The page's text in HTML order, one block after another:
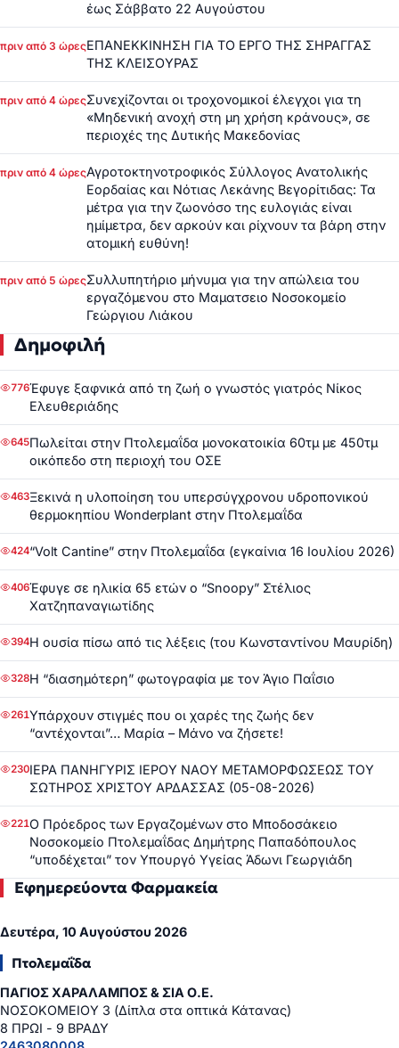
έως Σάββατο 22 Αυγούστου
πριν από 3 ώρεςΕΠΑΝΕΚΚΙΝΗΣΗ ΓΙΑ ΤΟ ΕΡΓΟ ΤΗΣ ΣΗΡΑΓΓΑΣ
ΤΗΣ ΚΛΕΙΣΟΥΡΑΣ
πριν από 4 ώρεςΣυνεχίζονται οι τροχονομικοί έλεγχοι για τη
«Μηδενική ανοχή στη μη χρήση κράνους», σε
περιοχές της Δυτικής Μακεδονίας
πριν από 4 ώρεςΑγροτοκτηνοτροφικός Σύλλογος Ανατολικής
Εορδαίας και Νότιας Λεκάνης Βεγορίτιδας: Τα
μέτρα για την ζωονόσο της ευλογιάς είναι
ημίμετρα, δεν αρκούν και ρίχνουν τα βάρη στην
ατομική ευθύνη!
πριν από 5 ώρεςΣυλλυπητήριο μήνυμα για την απώλεια του
εργαζόμενου στο Μαματσειο Νοσοκομείο
Γεώργιου Λιάκου
Δημοφιλή
776Έφυγε ξαφνικά από τη ζωή ο γνωστός γιατρός Νίκος
Ελευθεριάδης
645Πωλείται στην Πτολεμαΐδα μονοκατοικία 60τμ με 450τμ
οικόπεδο στη περιοχή του ΟΣΕ
463Ξεκινά η υλοποίηση του υπερσύγχρονου υδροπονικού
θερμοκηπίου Wonderplant στην Πτολεμαΐδα
424“Volt Cantine” στην Πτολεμαΐδα (εγκαίνια 16 Ιουλίου 2026)
406Έφυγε σε ηλικία 65 ετών ο “Snoopy” Στέλιος
Χατζηπαναγιωτίδης
394Η ουσία πίσω από τις λέξεις (του Κωνσταντίνου Μαυρίδη)
328Η “διασημότερη” φωτογραφία με τον Άγιο Παΐσιο
261Υπάρχουν στιγμές που οι χαρές της ζωής δεν
“αντέχονται”… Μαρία – Μάνο να ζήσετε!
230ΙΕΡΑ ΠΑΝΗΓΥΡΙΣ ΙΕΡΟΥ ΝΑΟΥ ΜΕΤΑΜΟΡΦΩΣΕΩΣ ΤΟΥ
ΣΩΤΗΡΟΣ ΧΡΙΣΤΟΥ ΑΡΔΑΣΣΑΣ (05-08-2026)
221Ο Πρόεδρος των Εργαζομένων στο Μποδοσάκειο
Νοσοκομείο Πτολεμαΐδας Δημήτρης Παπαδόπουλος
“υποδέχεται” τον Υπουργό Υγείας Άδωνι Γεωργιάδη
Εφημερεύοντα Φαρμακεία
Δευτέρα, 10 Αυγούστου 2026
Πτολεμαΐδα
ΠΑΓΙΟΣ ΧΑΡΑΛΑΜΠΟΣ & ΣΙΑ Ο.Ε.
ΝΟΣΟΚΟΜΕΙΟΥ 3 (Δίπλα στα οπτικά Κάτανας)
8 ΠΡΩΙ - 9 ΒΡΑΔΥ